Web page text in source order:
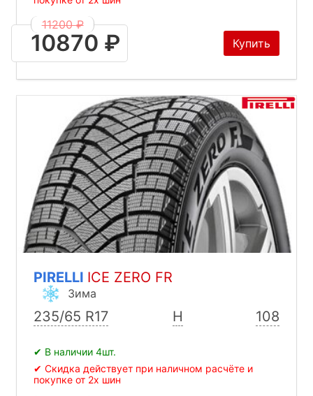
11200 ₽
10870 ₽ Купить
PIRELLI ICE ZERO FR
Зима
235/65 R17 H 108
✔ В наличии 4шт.
✔ Скидка действует при наличном расчёте и
покупке от 2х шин